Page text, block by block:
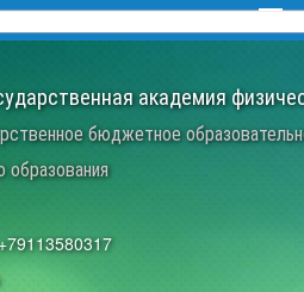
академия
бюджетное